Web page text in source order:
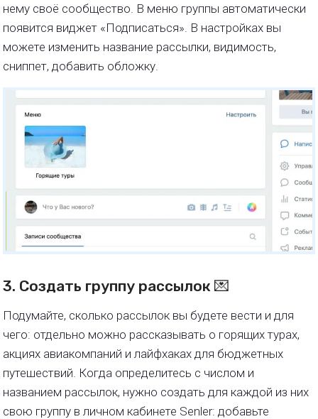
нему своё сообщество. В меню группы автоматически
появится виджет «Подписаться». В настройках вы
можете изменить название рассылки, видимость,
сниппет, добавить обложку.
3. Создать группу рассылок 💌
Подумайте, сколько рассылок вы будете вести и для
чего: отдельно можно рассказывать о горящих турах,
акциях авиакомпаний и лайфхаках для бюджетных
путешествий. Когда определитесь с числом и
названием рассылок, нужно создать для каждой из них
свою группу в личном кабинете Senler: добавьте